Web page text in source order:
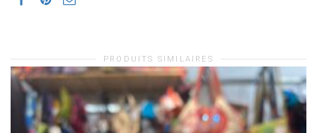
PRODUITS SIMILAIRES